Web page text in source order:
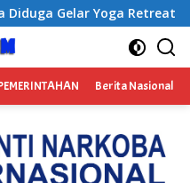
Instruktur Meditasi
Berita Nasional